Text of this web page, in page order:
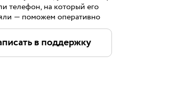
телефон, на который его
— поможем оперативно
в поддержку